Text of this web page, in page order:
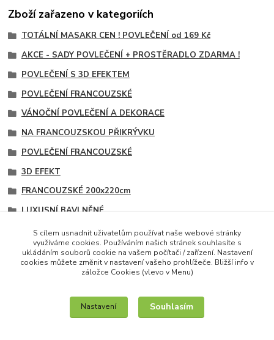
Zboží zařazeno v kategoriích
TOTÁLNÍ MASAKR CEN ! POVLEČENÍ od 169 Kč
AKCE - SADY POVLEČENÍ + PROSTĚRADLO ZDARMA !
POVLEČENÍ S 3D EFEKTEM
POVLEČENÍ FRANCOUZSKÉ
VÁNOČNÍ POVLEČENÍ A DEKORACE
NA FRANCOUZSKOU PŘIKRÝVKU
POVLEČENÍ FRANCOUZSKÉ
3D EFEKT
FRANCOUZSKÉ 200x220cm
LUXUSNÍ BAVLNĚNÉ
S 3D EFEKTEM
VÁNOČNÍ
IT služby na míru / unilogo.cz
S cílem usnadnit uživatelům používat naše webové stránky
využíváme cookies. Používáním našich stránek souhlasíte s
ukládáním souborů cookie na vašem počítači / zařízení. Nastavení
cookies můžete změnit v nastavení vašeho prohlížeče. Bližší info v
záložce Cookies (vlevo v Menu)
Nastavení Souhlasím